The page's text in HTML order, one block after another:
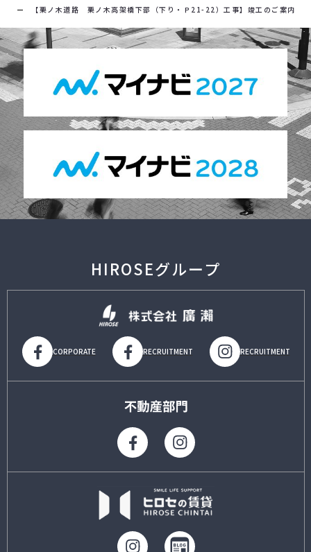
【栗ノ木道路 栗ノ木高架橋下部（下り・Ｐ21-22）工事】竣工のご案内
HIROSEグループ
CORPORATE RECRUITMENT RECRUITMENT